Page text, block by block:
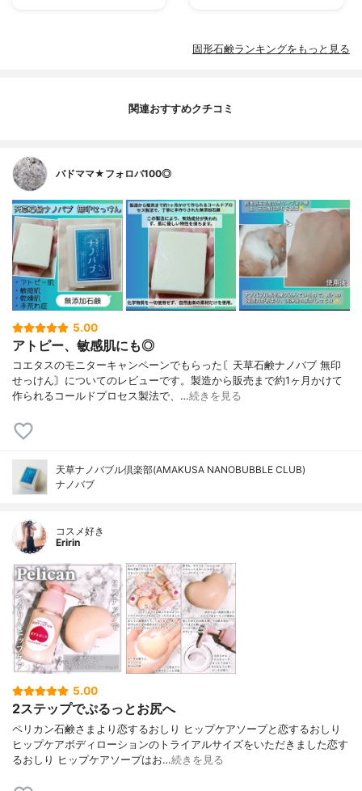
固形石鹸ランキングをもっと見る
関連おすすめクチコミ
バドママ★フォロバ100◎
5.00
アトピー、敏感肌にも◎
コエタスのモニターキャンペーンでもらった〘天草石鹸ナノバブ 無印
せっけん〙についてのレビューです。製造から販売まで約1ヶ月かけて
作られるコールドプロセス製法で、…続きを見る
天草ナノバブル倶楽部(AMAKUSA NANOBUBBLE CLUB)
ナノバブ
コスメ好き
Eririn
5.00
2ステップでぷるっとお尻へ
ペリカン石鹸さまより恋するおしり ヒップケアソープと恋するおしり
ヒップケアボディローションのトライアルサイズをいただきました恋す
るおしり ヒップケアソープはお…続きを見る